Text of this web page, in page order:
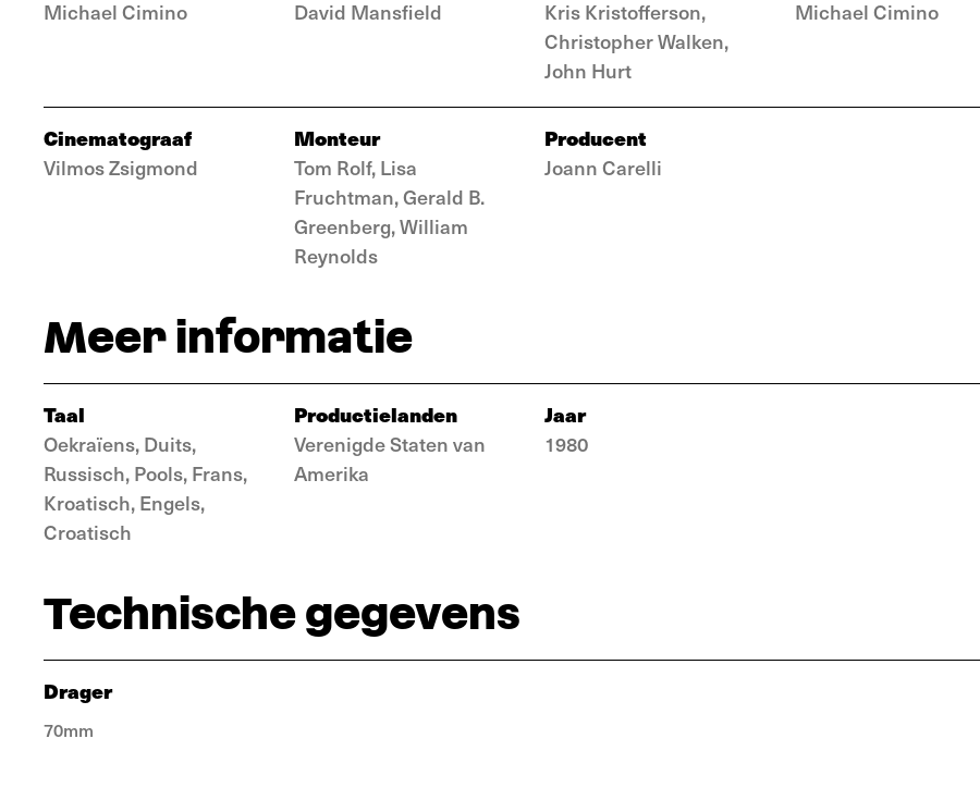
Michael Cimino David Mansfield
Kris Kristofferson,
Christopher Walken,
John Hurt
Michael Cimino
Cinematograaf
Vilmos Zsigmond
Monteur
Tom Rolf, Lisa
Fruchtman, Gerald B.
Greenberg, William
Reynolds
Producent
Joann Carelli
Meer informatie
Taal
Oekraïens, Duits,
Russisch, Pools, Frans,
Kroatisch, Engels,
Croatisch
Productielanden
Verenigde Staten van
Amerika
Jaar
1980
Technische gegevens
Drager
70mm